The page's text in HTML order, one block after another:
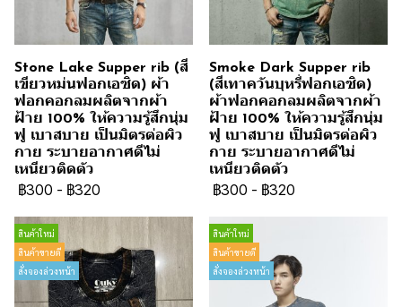
Stone Lake Supper rib (สี
เขียวหม่นฟอกเอซิด) ผ้า
ฟอกคอกลมผลิตจากผ้า
ฝ้าย 100% ให้ความรู้สึกนุ่ม
ฟู เบาสบาย เป็นมิตรต่อผิว
กาย ระบายอากาศดีไม่
เหนียวติดตัว
฿300 - ฿320
Smoke Dark Supper rib
(สีเทาควันบุหรี่ฟอกเอซิด)
ผ้าฟอกคอกลมผลิตจากผ้า
ฝ้าย 100% ให้ความรู้สึกนุ่ม
ฟู เบาสบาย เป็นมิตรต่อผิว
กาย ระบายอากาศดีไม่
เหนียวติดตัว
฿300 - ฿320
สินค้าใหม่
สินค้าขายดี
สั่งจองล่วงหน้า
สินค้าใหม่
สินค้าขายดี
สั่งจองล่วงหน้า